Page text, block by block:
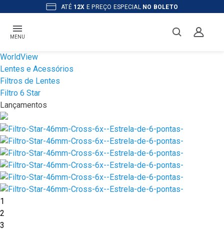
ATÉ 12X E PREÇO ESPECIAL NO BOLETO
MENU
WorldView
Lentes e Acessórios
Filtros de Lentes
Filtro 6 Star
Lançamentos
1
2
3